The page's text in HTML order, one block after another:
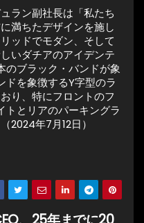
ラン副社長は「私たち
満ちたデザインを施し
ッドでモダン、そして
いダチアのアイデンテ
のブラック・バンドが象
ドを象徴するY字型のラ
り、特にフロントのフ
トとリアのパーキングラ
2024年7月12日）